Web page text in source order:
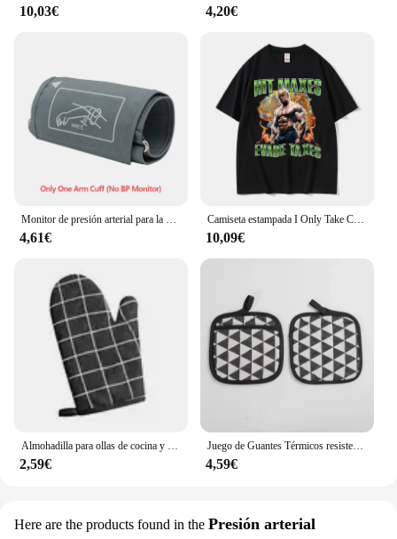
10,03€ 4,20€
Monitor de presión arterial para la parte superior del brazo, dispositivo Digital automático para uso doméstico, pantalla Led de Fuente Grande
4,61€
Camiseta estampada I Only Take Creatine para hombre, ropa de calle informal de gran tamaño, de alta calidad, a la moda
10,09€
Almohadilla para ollas de cocina y guantes para horno, juego de manoplas térmicas resistentes al calor, anticalor, para cocinar ollas calientes, 1 ud.
2,59€
Juego de Guantes Térmicos resistentes al calor para cocina, almohadillas para ollas calientes, guantes para hornear, 2 unidades
4,59€
Here are the products found in the Presión arterial